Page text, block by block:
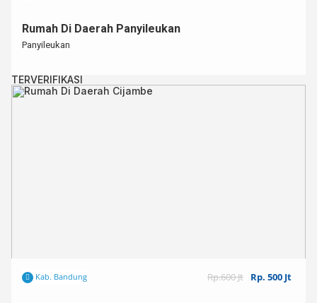
Rumah Di Daerah Panyileukan
Panyileukan
TERVERIFIKASI
Kab. Bandung Rp.600 Jt Rp. 500 Jt